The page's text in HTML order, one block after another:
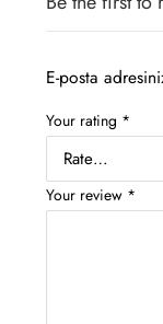
E-posta
Your rating *
Your review *